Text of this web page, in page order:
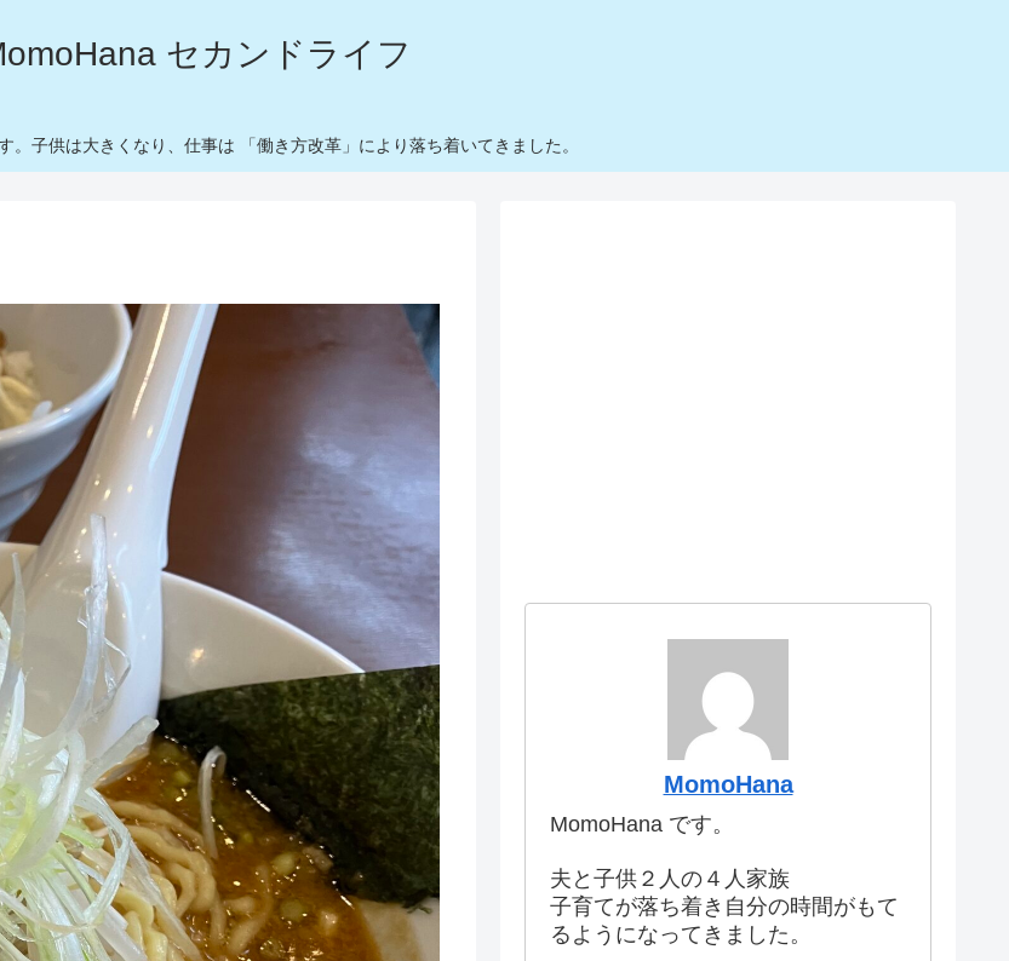
セカンドライフ
。子供は大きくなり、仕事は 「働き方改革」により落ち着いてきました。
MomoHana
MomoHana です。
夫と子供２人の４人家族
子育てが落ち着き自分の時間がもて
るようになってきました。